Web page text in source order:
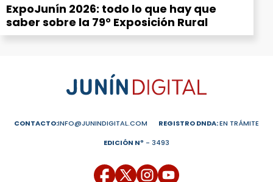
ExpoJunín 2026: todo lo que hay que
saber sobre la 79° Exposición Rural
CONTACTO:INFO@JUNINDIGITAL.COM REGISTRO DNDA:EN TRÁMITE
EDICIÓN Nº - 3493